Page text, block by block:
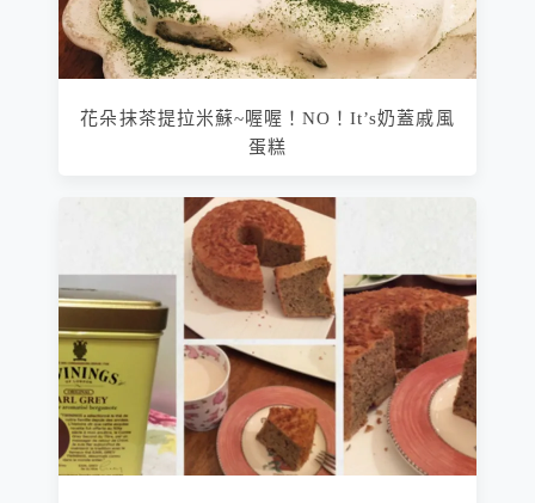
花朵抹茶提拉米蘇~喔喔！NO！It’s奶蓋戚風
蛋糕